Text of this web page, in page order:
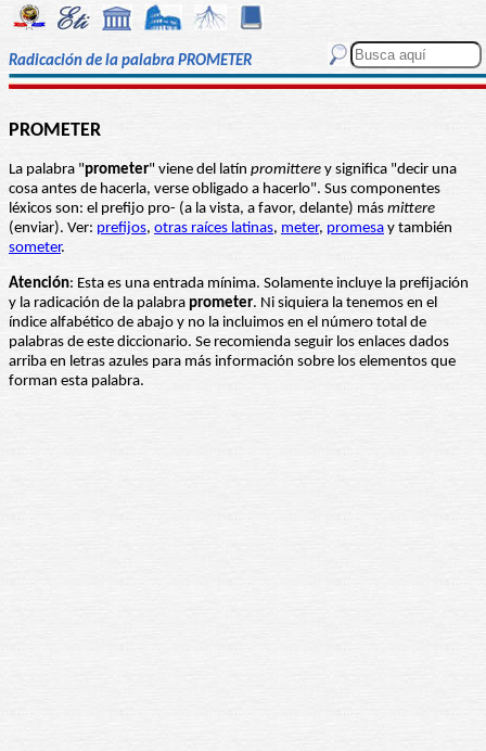
Radicación de la palabra PROMETER
PROMETER
La palabra "prometer" viene del latín promittere y significa "decir una
cosa antes de hacerla, verse obligado a hacerlo". Sus componentes
léxicos son: el prefijo pro- (a la vista, a favor, delante) más mittere
(enviar). Ver: prefijos, otras raíces latinas, meter, promesa y también
someter.
Atención: Esta es una entrada mínima. Solamente incluye la prefijación
y la radicación de la palabra prometer. Ni siquiera la tenemos en el
índice alfabético de abajo y no la incluimos en el número total de
palabras de este diccionario. Se recomienda seguir los enlaces dados
arriba en letras azules para más información sobre los elementos que
forman esta palabra.